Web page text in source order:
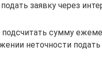
подать заявку через
сумму
неточности подать